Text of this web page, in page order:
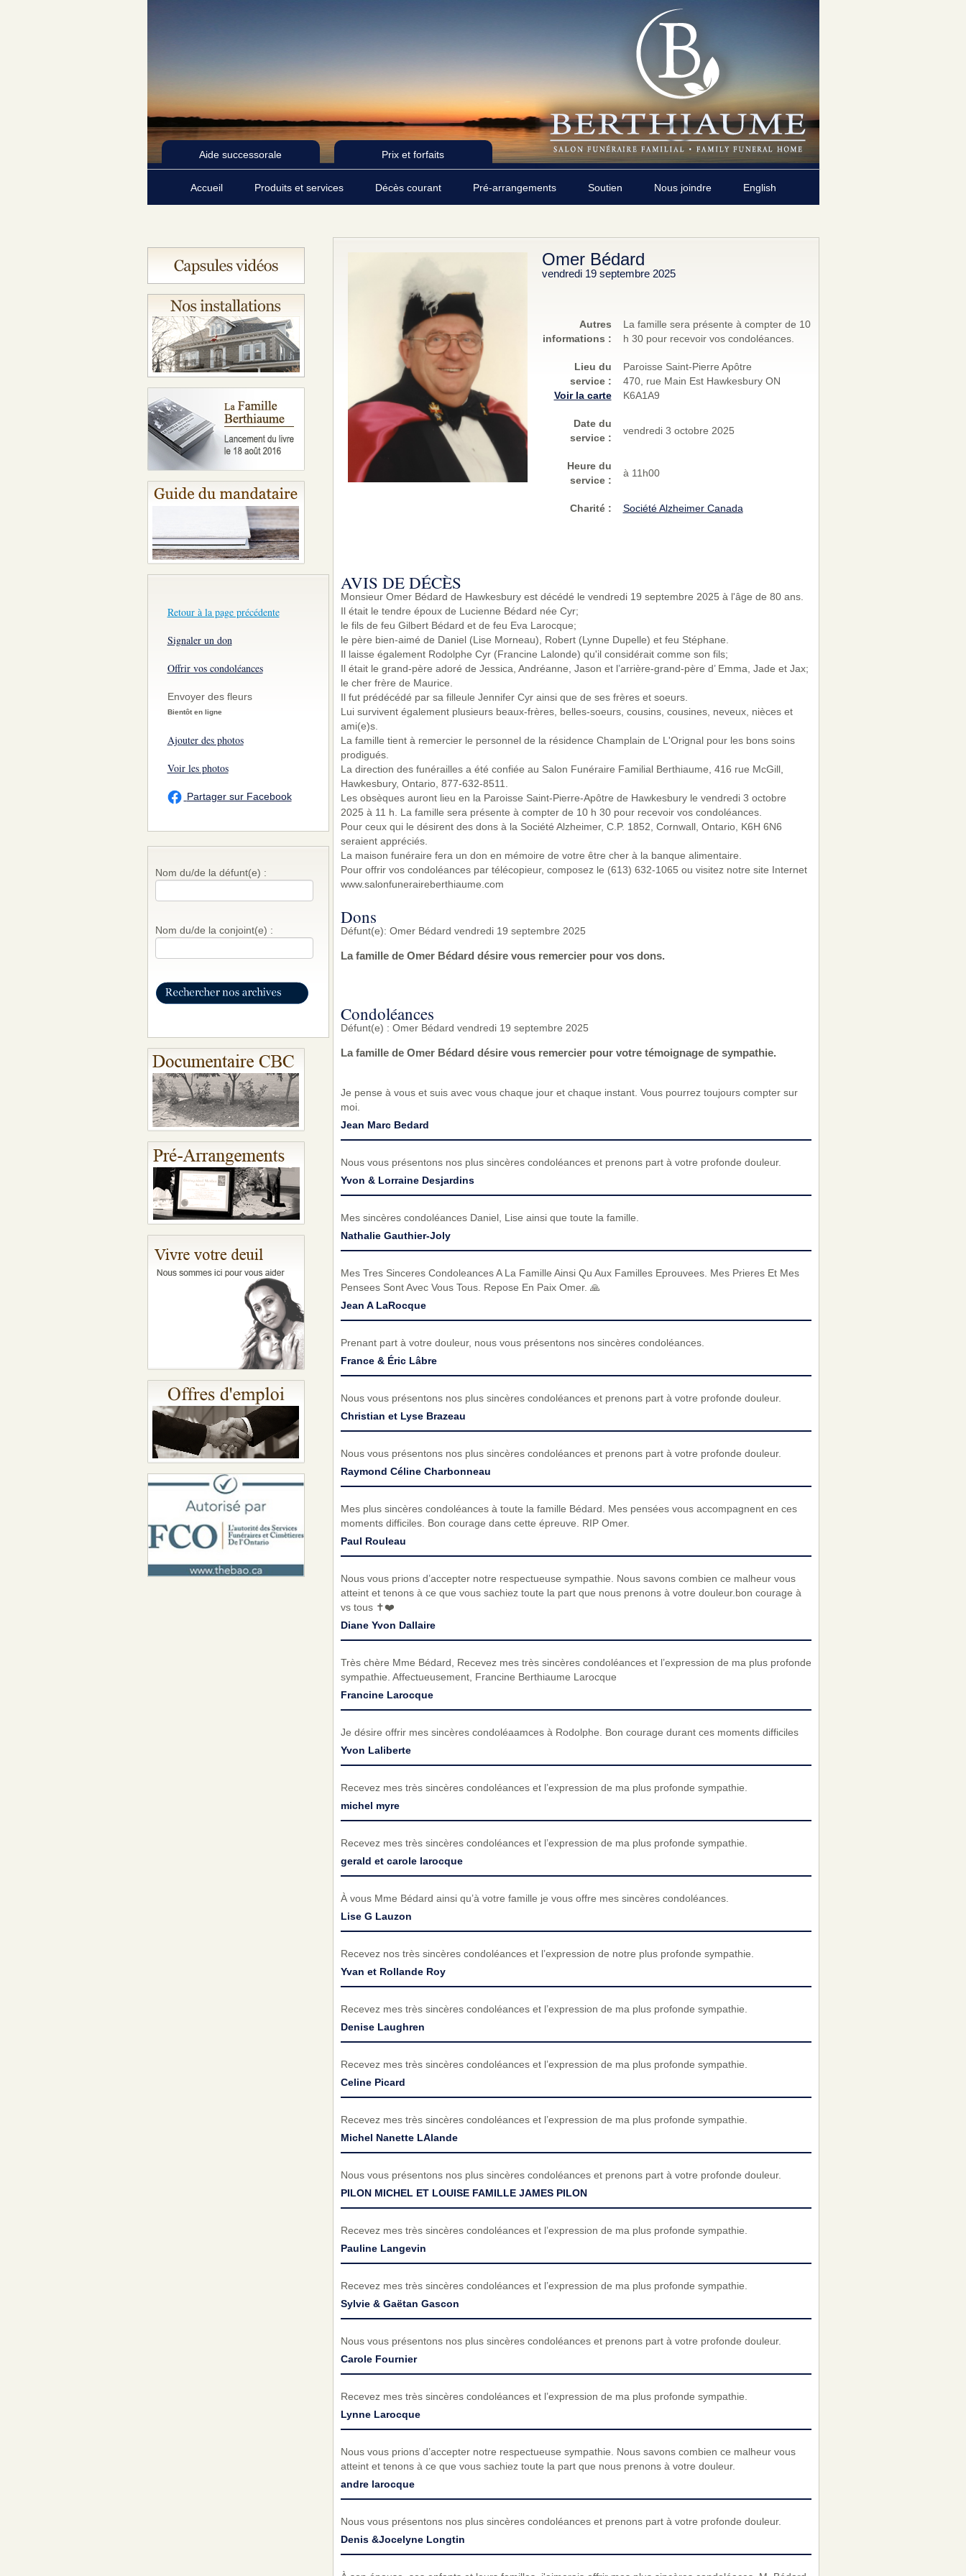
Aide successorale Prix et forfaits
Accueil Produits et services Décès courant Pré-arrangements Soutien Nous joindre English
Retour à la page précédente
Signaler un don
Offrir vos condoléances
Envoyer des fleurs
Bientôt en ligne
Ajouter des photos
Voir les photos
Partager sur Facebook
Nom du/de la défunt(e) :
Nom du/de la conjoint(e) :
Omer Bédard
vendredi 19 septembre 2025
Autres
informations :
La famille sera présente à compter de 10
h 30 pour recevoir vos condoléances.
Lieu du
service :
Voir la carte
Paroisse Saint-Pierre Apôtre
470, rue Main Est Hawkesbury ON
K6A1A9
Date du
service :
vendredi 3 octobre 2025
Heure du
service :
à 11h00
Charité: Société Alzheimer Canada
AVIS DE DÉCÈS
Monsieur Omer Bédard de Hawkesbury est décédé le vendredi 19 septembre 2025 à l'âge de 80 ans.
Il était le tendre époux de Lucienne Bédard née Cyr;
le fils de feu Gilbert Bédard et de feu Eva Larocque;
le père bien-aimé de Daniel (Lise Morneau), Robert (Lynne Dupelle) et feu Stéphane.
Il laisse également Rodolphe Cyr (Francine Lalonde) qu'il considérait comme son fils;
Il était le grand-père adoré de Jessica, Andréanne, Jason et l’arrière-grand-père d’ Emma, Jade et Jax;
le cher frère de Maurice.
Il fut prédécédé par sa filleule Jennifer Cyr ainsi que de ses frères et soeurs.
Lui survivent également plusieurs beaux-frères, belles-soeurs, cousins, cousines, neveux, nièces et
ami(e)s.
La famille tient à remercier le personnel de la résidence Champlain de L'Orignal pour les bons soins
prodigués.
La direction des funérailles a été confiée au Salon Funéraire Familial Berthiaume, 416 rue McGill,
Hawkesbury, Ontario, 877-632-8511.
Les obsèques auront lieu en la Paroisse Saint-Pierre-Apôtre de Hawkesbury le vendredi 3 octobre
2025 à 11 h. La famille sera présente à compter de 10 h 30 pour recevoir vos condoléances.
Pour ceux qui le désirent des dons à la Société Alzheimer, C.P. 1852, Cornwall, Ontario, K6H 6N6
seraient appréciés.
La maison funéraire fera un don en mémoire de votre être cher à la banque alimentaire.
Pour offrir vos condoléances par télécopieur, composez le (613) 632-1065 ou visitez notre site Internet
www.salonfuneraireberthiaume.com
Dons
Défunt(e): Omer Bédard vendredi 19 septembre 2025
La famille de Omer Bédard désire vous remercier pour vos dons.
Condoléances
Défunt(e) : Omer Bédard vendredi 19 septembre 2025
La famille de Omer Bédard désire vous remercier pour votre témoignage de sympathie.
Je pense à vous et suis avec vous chaque jour et chaque instant. Vous pourrez toujours compter sur
moi.
Jean Marc Bedard
Nous vous présentons nos plus sincères condoléances et prenons part à votre profonde douleur.
Yvon & Lorraine Desjardins
Mes sincères condoléances Daniel, Lise ainsi que toute la famille.
Nathalie Gauthier-Joly
Mes Tres Sinceres Condoleances A La Famille Ainsi Qu Aux Familles Eprouvees. Mes Prieres Et Mes
Pensees Sont Avec Vous Tous. Repose En Paix Omer. 🙏
Jean A LaRocque
Prenant part à votre douleur, nous vous présentons nos sincères condoléances.
France & Éric Lâbre
Nous vous présentons nos plus sincères condoléances et prenons part à votre profonde douleur.
Christian et Lyse Brazeau
Nous vous présentons nos plus sincères condoléances et prenons part à votre profonde douleur.
Raymond Céline Charbonneau
Mes plus sincères condoléances à toute la famille Bédard. Mes pensées vous accompagnent en ces
moments difficiles. Bon courage dans cette épreuve. RIP Omer.
Paul Rouleau
Nous vous prions d’accepter notre respectueuse sympathie. Nous savons combien ce malheur vous
atteint et tenons à ce que vous sachiez toute la part que nous prenons à votre douleur.bon courage à
vs tous ✝️❤️
Diane Yvon Dallaire
Très chère Mme Bédard, Recevez mes très sincères condoléances et l’expression de ma plus profonde
sympathie. Affectueusement, Francine Berthiaume Larocque
Francine Larocque
Je désire offrir mes sincères condoléaamces à Rodolphe. Bon courage durant ces moments difficiles
Yvon Laliberte
Recevez mes très sincères condoléances et l’expression de ma plus profonde sympathie.
michel myre
Recevez mes très sincères condoléances et l’expression de ma plus profonde sympathie.
gerald et carole larocque
À vous Mme Bédard ainsi qu’à votre famille je vous offre mes sincères condoléances.
Lise G Lauzon
Recevez nos très sincères condoléances et l’expression de notre plus profonde sympathie.
Yvan et Rollande Roy
Recevez mes très sincères condoléances et l’expression de ma plus profonde sympathie.
Denise Laughren
Recevez mes très sincères condoléances et l’expression de ma plus profonde sympathie.
Celine Picard
Recevez mes très sincères condoléances et l’expression de ma plus profonde sympathie.
Michel Nanette LAlande
Nous vous présentons nos plus sincères condoléances et prenons part à votre profonde douleur.
PILON MICHEL ET LOUISE FAMILLE JAMES PILON
Recevez mes très sincères condoléances et l’expression de ma plus profonde sympathie.
Pauline Langevin
Recevez mes très sincères condoléances et l’expression de ma plus profonde sympathie.
Sylvie & Gaëtan Gascon
Nous vous présentons nos plus sincères condoléances et prenons part à votre profonde douleur.
Carole Fournier
Recevez mes très sincères condoléances et l’expression de ma plus profonde sympathie.
Lynne Larocque
Nous vous prions d’accepter notre respectueuse sympathie. Nous savons combien ce malheur vous
atteint et tenons à ce que vous sachiez toute la part que nous prenons à votre douleur.
andre larocque
Nous vous présentons nos plus sincères condoléances et prenons part à votre profonde douleur.
Denis &Jocelyne Longtin